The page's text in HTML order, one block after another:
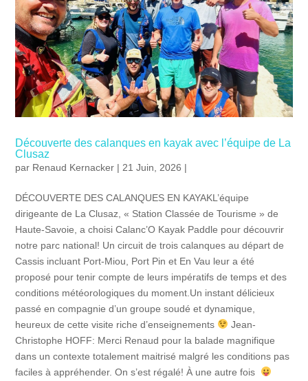
Découverte des calanques en kayak avec l’équipe de La
Clusaz
par Renaud Kernacker | 21 Juin, 2026 |
DÉCOUVERTE DES CALANQUES EN KAYAKL’équipe
dirigeante de La Clusaz, « Station Classée de Tourisme » de
Haute-Savoie, a choisi Calanc’O Kayak Paddle pour découvrir
notre parc national! Un circuit de trois calanques au départ de
Cassis incluant Port-Miou, Port Pin et En Vau leur a été
proposé pour tenir compte de leurs impératifs de temps et des
conditions météorologiques du moment.Un instant délicieux
passé en compagnie d’un groupe soudé et dynamique,
heureux de cette visite riche d’enseignements
Jean-
Christophe HOFF: Merci Renaud pour la balade magnifique
dans un contexte totalement maitrisé malgré les conditions pas
faciles à appréhender. On s’est régalé! À une autre fois